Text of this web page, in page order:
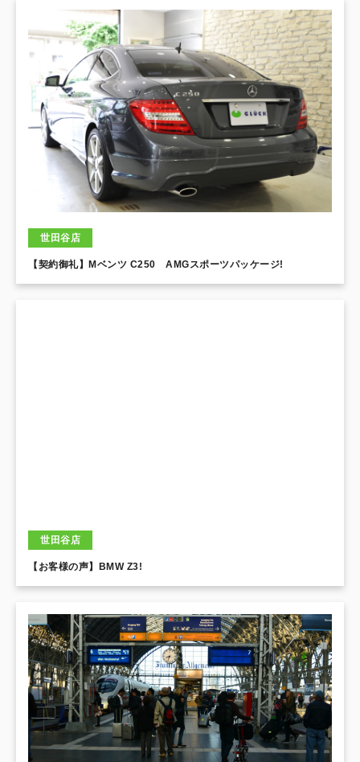
世田谷店
【契約御礼】Mベンツ C250 AMGスポーツパッケージ!
世田谷店
【お客様の声】BMW Z3!